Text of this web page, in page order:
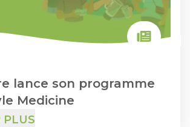
lance son programme
Medicine
PLUS